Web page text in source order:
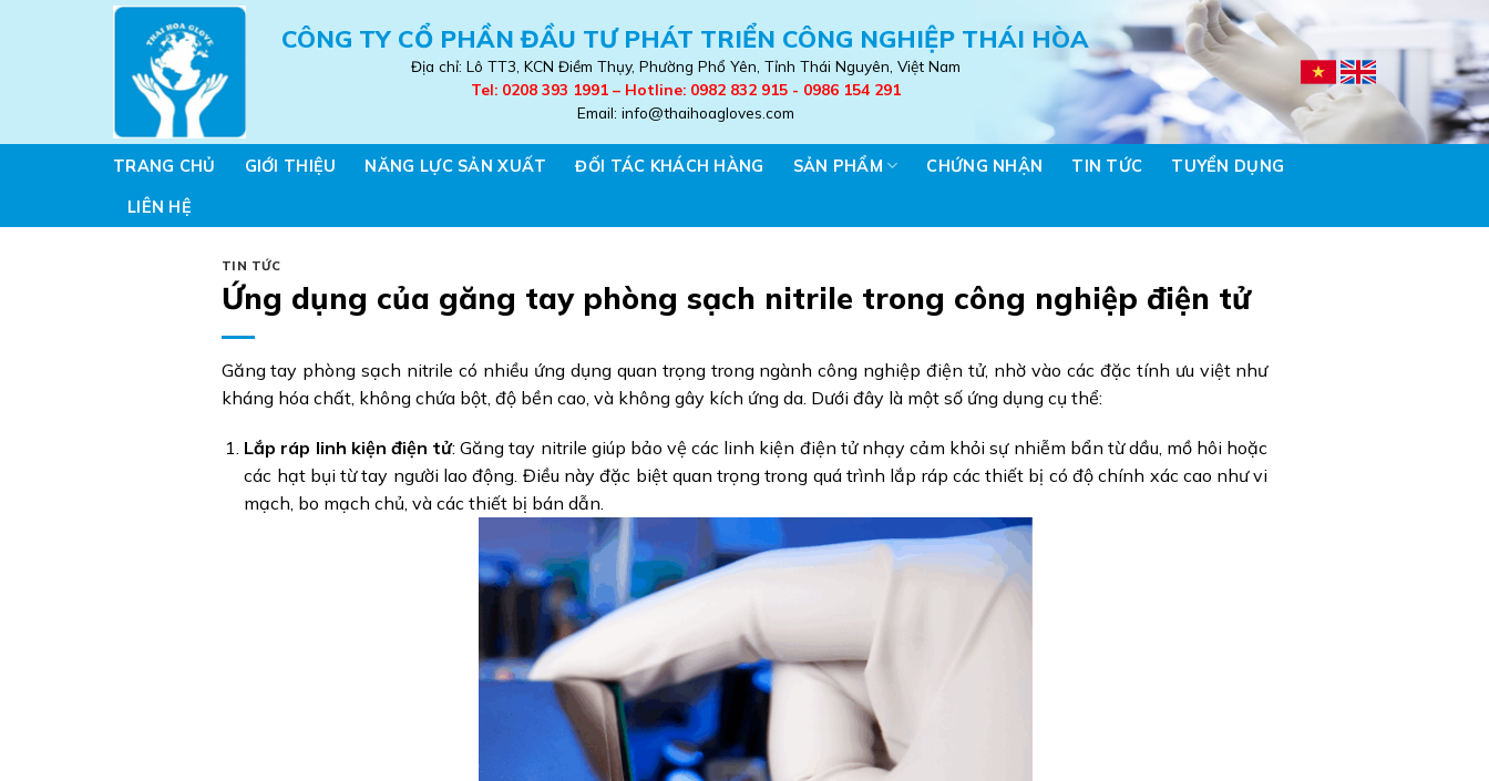
CÔNG TY CỔ PHẦN ĐẦU TƯ PHÁT TRIỂN CÔNG NGHIỆP THÁI HÒA
Địa chỉ: Lô TT3, KCN Điềm Thụy, Phường Phổ Yên, Tỉnh Thái Nguyên, Việt Nam
Tel: 0208 393 1991 – Hotline: 0982 832 915 - 0986 154 291
Email: info@thaihoagloves.com
TRANG CHỦ GIỚI THIỆU NĂNG LỰC SẢN XUẤT ĐỐI TÁC KHÁCH HÀNG SẢN PHẨM CHỨNG NHẬN TIN TỨC TUYỂN DỤNG
LIÊN HỆ
TIN TỨC
Ứng dụng của găng tay phòng sạch nitrile trong công nghiệp điện tử
Găng tay phòng sạch nitrile có nhiều ứng dụng quan trọng trong ngành công nghiệp điện tử, nhờ vào các đặc tính ưu việt như
kháng hóa chất, không chứa bột, độ bền cao, và không gây kích ứng da. Dưới đây là một số ứng dụng cụ thể:
Lắp ráp linh kiện điện tử: Găng tay nitrile giúp bảo vệ các linh kiện điện tử nhạy cảm khỏi sự nhiễm bẩn từ dầu, mồ hôi hoặc
các hạt bụi từ tay người lao động. Điều này đặc biệt quan trọng trong quá trình lắp ráp các thiết bị có độ chính xác cao như vi
mạch, bo mạch chủ, và các thiết bị bán dẫn.